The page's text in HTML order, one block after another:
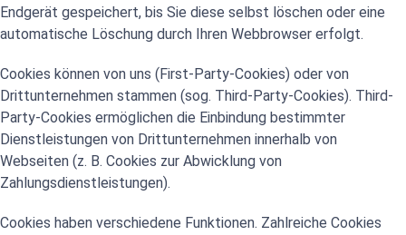
Endgerät gespeichert, bis Sie diese selbst löschen oder eine
automatische Löschung durch Ihren Webbrowser erfolgt.
Cookies können von uns (First-Party-Cookies) oder von
Drittunternehmen stammen (sog. Third-Party-Cookies). Third-
Party-Cookies ermöglichen die Einbindung bestimmter
Dienstleistungen von Drittunternehmen innerhalb von
Webseiten (z. B. Cookies zur Abwicklung von
Zahlungsdienstleistungen).
Cookies haben verschiedene Funktionen. Zahlreiche Cookies